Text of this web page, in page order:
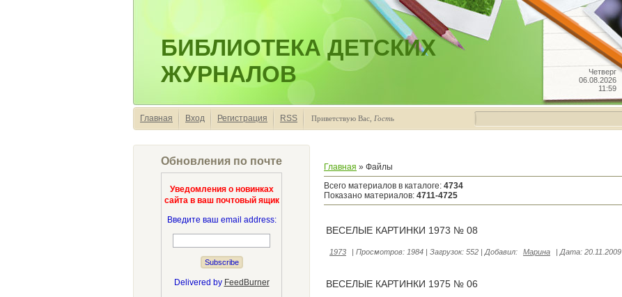
Четверг
06.08.2026
11:59
БИБЛИОТЕКА ДЕТСКИХ
ЖУРНАЛОВ
Главная Вход Регистрация RSS Приветствую Вас Гость
Обновления по почте
Уведомления о новинках
сайта в ваш почтовый ящик
Введите ваш email address:
Delivered by FeedBurner
Главная » Файлы
Всего материалов в каталоге: 4734
Показано материалов: 4711-4725
ВЕСЕЛЫЕ КАРТИНКИ 1973 № 08
1973 | Просмотров: 1984 | Загрузок: 552 | Добавил: Марина | Дата: 20.11.2009
ВЕСЕЛЫЕ КАРТИНКИ 1975 № 06